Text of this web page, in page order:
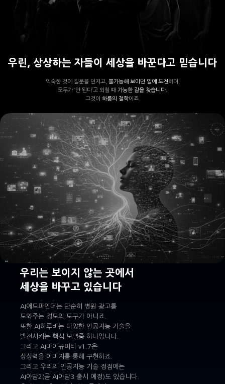
우린, 상상하는 자들이 세상을 바꾼다고 믿습니다
익숙한 것에 질문을 던지고, 불가능해 보이던 일에 도전하며,
모두가 ‘안 된다’고 외칠 때 가능한 길을 찾습니다.
그것이 하룹의 철학이죠.
우리는 보이지 않는 곳에서
세상을 바꾸고 있습니다
AI애드파인더는 단순히 병원 광고를
도와주는 정도의 도구가 아니죠.
또한 AI하루비는 다양한 인공지능 기술을
발전시키는 핵심 모델중 하나입니다.
그리고 AI마이큐피티 v1.7은
상상력을 이미지를 통해 구현하죠.
그리고 우리의 인공지능 기술 정점에는
AI아담2(곧 AI아담3 출시 예정)도 있습니다.